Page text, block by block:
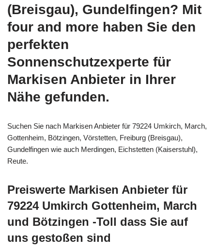
(Breisgau), Gundelfingen? Mit
four and more haben Sie den
perfekten
Sonnenschutzexperte für
Markisen Anbieter in Ihrer
Nähe gefunden.
Suchen Sie nach Markisen Anbieter für 79224 Umkirch, March,
Gottenheim, Bötzingen, Vörstetten, Freiburg (Breisgau),
Gundelfingen wie auch Merdingen, Eichstetten (Kaiserstuhl),
Reute.
Preiswerte Markisen Anbieter für
79224 Umkirch Gottenheim, March
und Bötzingen -Toll dass Sie auf
uns gestoßen sind